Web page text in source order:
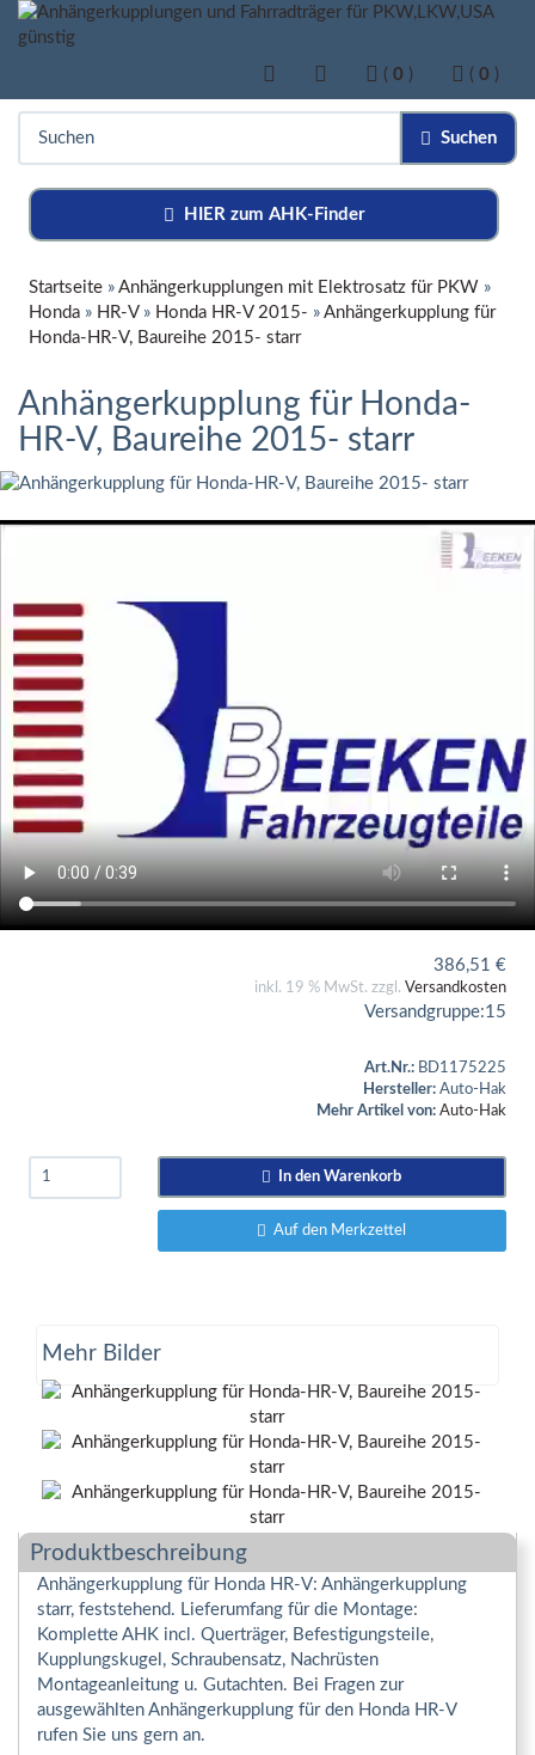
( 0 ) ( 0 )
Suchen
HIER zum AHK-Finder
Startseite » Anhängerkupplungen mit Elektrosatz für PKW »
Honda » HR-V» Honda HR-V 2015- » Anhängerkupplung für
Honda-HR-V, Baureihe 2015- starr
Anhängerkupplung für Honda-
HR-V, Baureihe 2015- starr
386,51 €
inkl. 19 % MwSt. zzgl. Versandkosten
Versandgruppe:15
Art.Nr.: BD1175225
Hersteller: Auto-Hak
Mehr Artikel von: Auto-Hak
In den Warenkorb
Auf den Merkzettel
Mehr Bilder
Produktbeschreibung
Anhängerkupplung für Honda HR-V: Anhängerkupplung
starr, feststehend. Lieferumfang für die Montage:
Komplette AHK incl. Querträger, Befestigungsteile,
Kupplungskugel, Schraubensatz, Nachrüsten
Montageanleitung u. Gutachten. Bei Fragen zur
ausgewählten Anhängerkupplung für den Honda HR-V
rufen Sie uns gern an.